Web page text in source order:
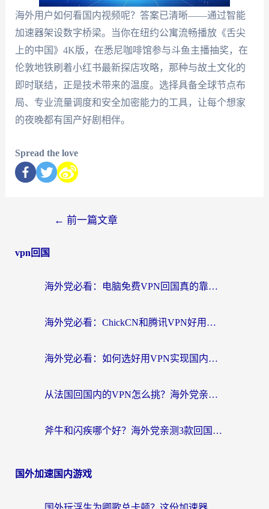
海外用户如何看国内视频呢？答案已清晰——通过智能
加速器架设数字桥梁。当你在纽约公寓流畅播放《舌尖
上的中国》4K版，在悉尼咖啡馆参与斗鱼主播抽奖，在
伦敦地铁刷着小红书最新探店攻略，那种与故土文化的
即时联结，正是技术带来的温度。选择具备全球节点布
局、专业流量调度和安全加密能力的工具，让每个想家
的夜晚都有国产好剧相伴。
Spread the love
← 前一篇文章
vpn回国
海外党必看：电脑免费VPN回国真的靠谱吗？附实测对比与最优方案指南
海外党必看：ChickCN和腾讯VPN好用吗？3招选对回国加速器，告别地区限制
海外党必看：如何选好用VPN实现国内资源无缝访问？从越南到全球都适用
从法国回国内的VPN怎么挑？海外党亲测：稳定、多端、安全才是关键
斧牛和闪疾哪个好？海外党亲测3款回国加速器，教你选到不踩坑的那一款
国外加速国内游戏